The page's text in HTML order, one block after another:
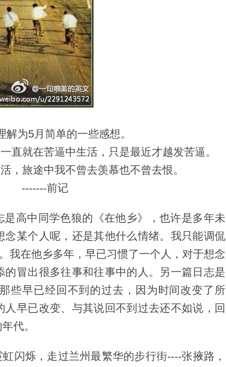
为5月简单的一些感想。
直就在苦逼中生活，只是最近才越发苦逼。
，旅途中我不曾去羡慕也不曾去恨。
记
高中同学色狼的《在他乡》，也许是多年未
念某个人呢，还是其他什么情绪。我只能调侃
我在他乡多年，早已习惯了一个人，对于想念
冒出很多往事和往事中的人。另一篇日志是
些早已经回不到的过去，因为时间改变了所
早已改变、与其说回不到过去还不如说，回
代。
闪烁，走过兰州最繁华的步行街----张掖路，